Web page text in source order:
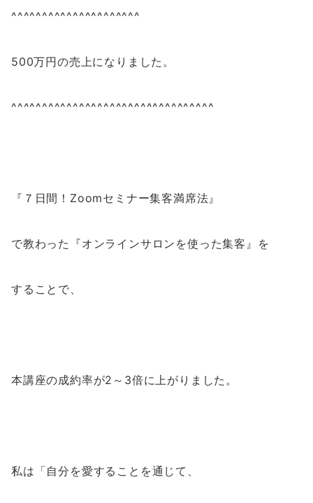
^^^^^^^^^^^^^^^^^^^^^
500万円の売上になりました。
^^^^^^^^^^^^^^^^^^^^^^^^^^^^^^^^^
『 ７日間！Zoomセミナー集客満席法』
で教わった『オンラインサロンを使った集客』を
することで、
本講座の成約率が2～3倍に上がりました。
私は「自分を愛することを通じて、